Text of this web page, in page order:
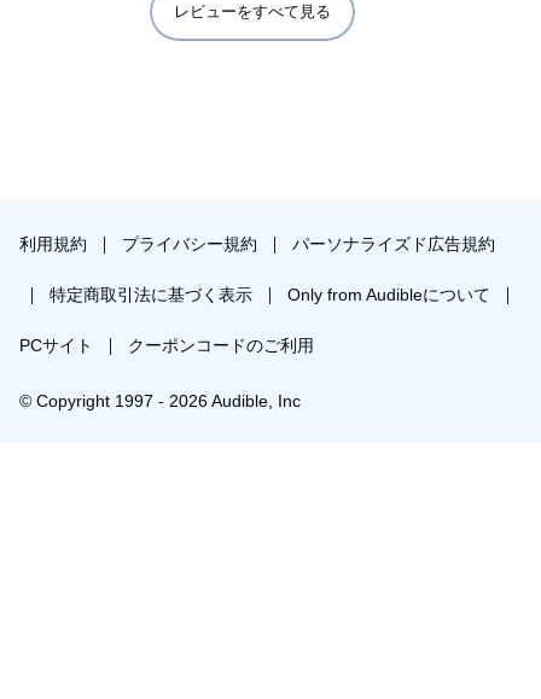
レビューをすべて見る
利用規約 プライバシー規約 パーソナライズド広告規約
特定商取引法に基づく表示 Only from Audibleについて
PCサイト クーポンコードのご利用
© Copyright 1997 - 2026 Audible, Inc